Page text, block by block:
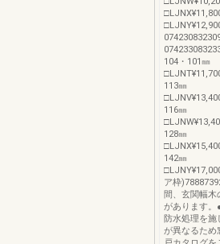
104・101㎜
113㎜
116㎜
128㎜
142㎜
ア枠
間、玄関幅
があります。
防水処理を施
が異なるため